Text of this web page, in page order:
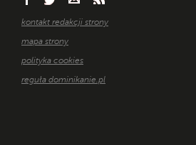
kontakt redakcji strony
mapa strony
polityka cookies
reguła dominikanie.pl